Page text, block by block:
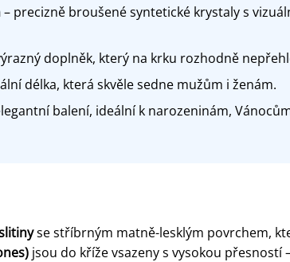
– precizně broušené syntetické krystaly s
doplněk, který na krku rozhodně
délka, která skvěle sedne mužům i ženám.
balení, ideální k narozeninám,
se stříbrným matně-lesklým povrchem,
jsou do kříže vsazeny s vysokou přesností